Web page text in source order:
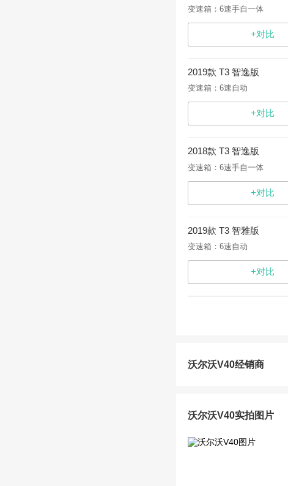
变速箱：6速手自一体
+对比
2019款 T3 智逸版
变速箱：6速自动
+对比
2018款 T3 智逸版
变速箱：6速手自一体
+对比
2019款 T3 智雅版
变速箱：6速自动
+对比
沃尔沃V40经销商
沃尔沃V40实拍图片